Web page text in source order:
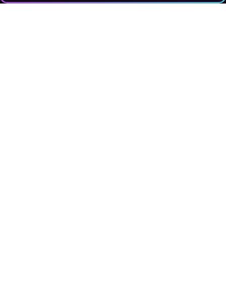
Bu paketler video ayağına taşınırkenvideo